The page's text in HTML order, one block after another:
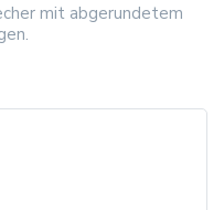
mit abgerundetem